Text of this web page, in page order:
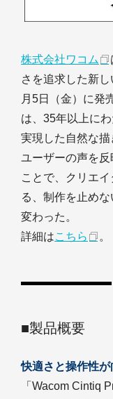
株式会社ワコム
さを追求した新し
月5日（金）に発
は、35年以上に
実現した自然な
ユーザーの声を
ことで、クリエ
る、制作を止め
変わった。
詳細はこちら 。
■製品概要
快適さと操作性が
「Wacom Cintiq